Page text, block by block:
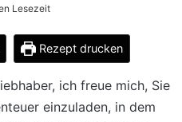
Lesezeit
Rezept drucken
ich freue mich, Sie
einzuladen, in dem